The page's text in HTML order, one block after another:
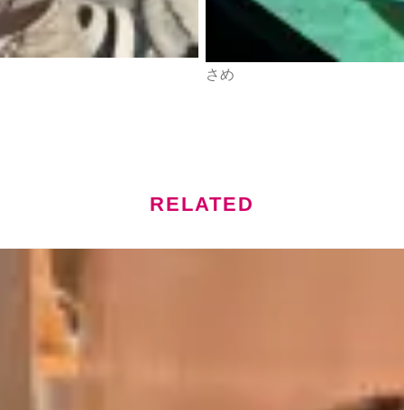
さめ
RELATED